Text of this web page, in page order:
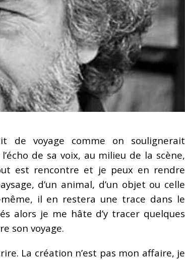
Leonard Popa
FEATURED
Le Saint n°6 de Tatiana Niculescu aux Éditions
Louvrier : Malraux est là où il faut être quand la liberté l’exige
de Clermont-Tonnerre, Prix Renaudot 2025 : Revisiter
vivant
FEATURED
nommer
FEATURED
de voyage comme on soulignerait
de sa voix, au milieu de la scène,
est rencontre et je peux en rendre
d’un animal, d’un objet ou celle
même, il en restera une trace dans le
alors je me hâte d’y tracer quelques
son voyage.
La création n’est pas mon affaire, je